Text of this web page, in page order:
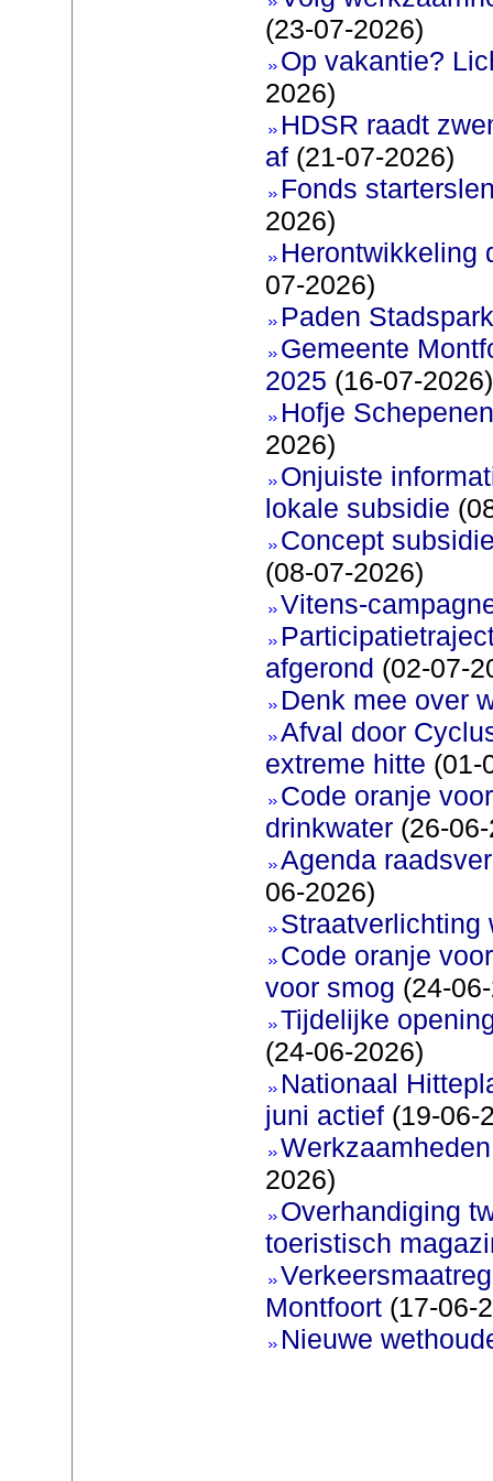
(23-07-2026)
Op vakantie?
2026)
HDSR raadt
af(21-07-2026)
Fonds
2026)
Herontwikkeling
07-2026)
Paden
Gemeente
2025 (16-07-2026)
Hofje
2026)
Onjuiste
lokale subsidie
Concept
(08-07-2026)
Vitens-
afgerond (02-07-
Denk mee over
Afval door
extreme hitte (01-
Code oranje
drinkwater(26-06-
Agenda
06-2026)
Straatverlichting
Code oranje
voor smog (24-
Tijdelijke
(24-06-2026)
Nationaal
juni actief(19-06-
2026)
Overhandiging
toeristisch
Montfoort(17-06-
Nieuwe